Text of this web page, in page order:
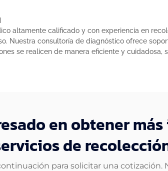
altamente calificado y con experiencia en
Nuestra consultoría de diagnóstico ofrece
se realicen de manera eficiente y
en obtener
de
para solicitar una